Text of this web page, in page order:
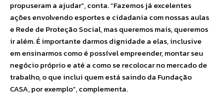
propuseram a ajudar”, conta. “Fazemos já excelentes
ações envolvendo esportes e cidadania com nossas aulas
e Rede de Proteção Social, mas queremos mais, queremos
ir além. É importante darmos dignidade a elas, inclusive
em ensinarmos como é possível empreender, montar seu
negócio próprio e até a como se recolocar no mercado de
trabalho, o que inclui quem está saindo da Fundação
CASA, por exemplo”, complementa.